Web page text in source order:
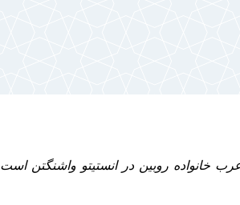
خانواده روبین در انستیتو واشنگتن است